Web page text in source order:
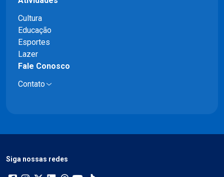
Cultura
Educação
Esportes
Lazer
Fale Conosco
Contato
Siga nossas redes